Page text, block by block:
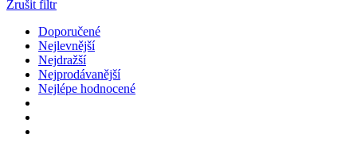
Zrušit filtr
Doporučené
Nejlevnější
Nejdražší
Nejprodávanější
Nejlépe hodnocené